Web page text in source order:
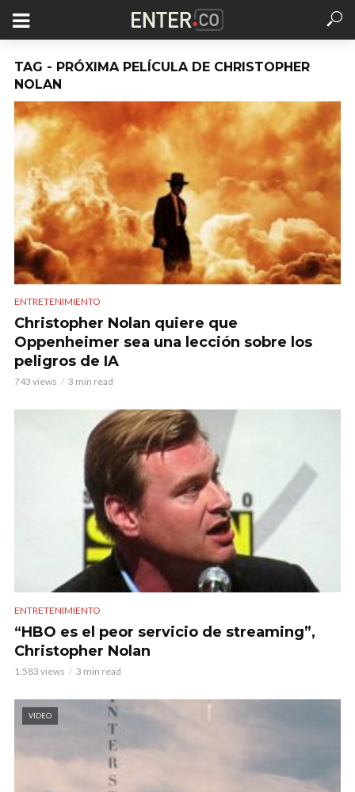
TAG - PRÓXIMA PELÍCULA DE CHRISTOPHER
NOLAN
ENTRETENIMIENTO
Christopher Nolan quiere que
Oppenheimer sea una lección sobre los
peligros de IA
743 views 3 min read
ENTRETENIMIENTO
“HBO es el peor servicio de streaming”,
Christopher Nolan
1.583 views 3 min read
VIDEO